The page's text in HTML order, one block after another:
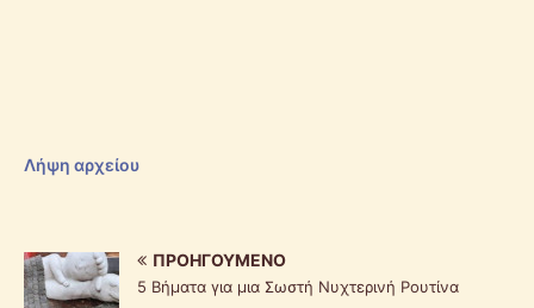
Λήψη αρχείου
ΠΡΟΗΓΟΎΜΕΝΟ
5 Βήματα για μια Σωστή Νυχτερινή Ρουτίνα